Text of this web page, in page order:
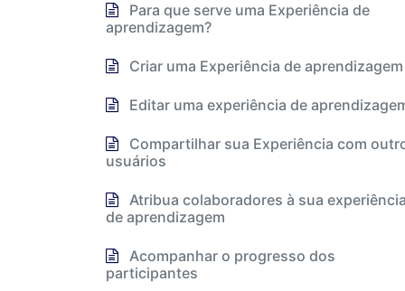
Para que serve uma Experiência de
aprendizagem?
Criar uma Experiência de aprendizagem
Editar uma experiência de
Compartilhar sua Experiência com
usuários
Atribua colaboradores à sua experiência
de aprendizagem
Acompanhar o progresso dos
participantes